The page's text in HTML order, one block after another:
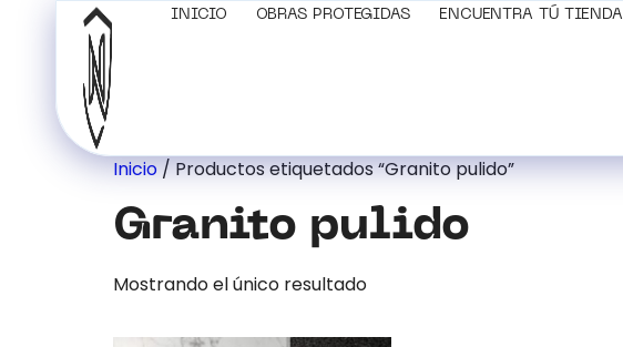
INICIO OBRAS PROTEGIDAS ENCUENTRA TÚ TIENDA
Inicio/ Productos etiquetados “Granito pulido”
Granito pulido
Mostrando el único resultado